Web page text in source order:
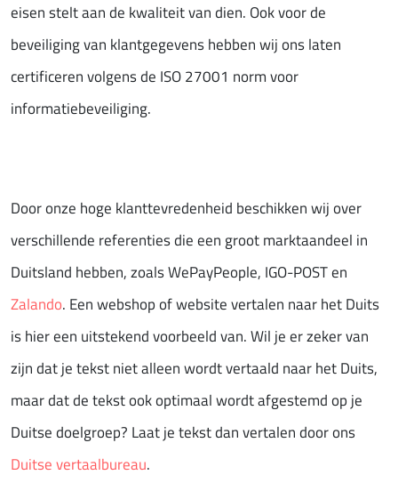
eisen stelt aan de kwaliteit van dien. Ook voor de
beveiliging van klantgegevens hebben wij ons laten
certificeren volgens de ISO 27001 norm voor
informatiebeveiliging.
Door onze hoge klanttevredenheid beschikken wij over
verschillende referenties die een groot marktaandeel in
Duitsland hebben, zoals WePayPeople, IGO-POST en
Zalando. Een webshop of website vertalen naar het Duits
is hier een uitstekend voorbeeld van. Wil je er zeker van
zijn dat je tekst niet alleen wordt vertaald naar het Duits,
maar dat de tekst ook optimaal wordt afgestemd op je
Duitse doelgroep? Laat je tekst dan vertalen door ons
Duitse vertaalbureau.